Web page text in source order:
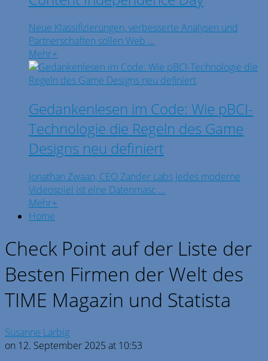
Neue Klassifizierungen, verbesserte Analysen und
Partnerschaften sollen Web ...
Mehr+
Gedankenlesen im Code: Wie pBCI-
Technologie die Regeln des Game
Designs neu definiert
Jonathan Zwaan, CEO Zander Labs Jedes moderne
Videospiel ist eine Datenmasc ...
Mehr+
Home
Check Point auf der Liste der
Besten Firmen der Welt des
TIME Magazin und Statista
Susanne Larbig
on 12. September 2025 at 10:53